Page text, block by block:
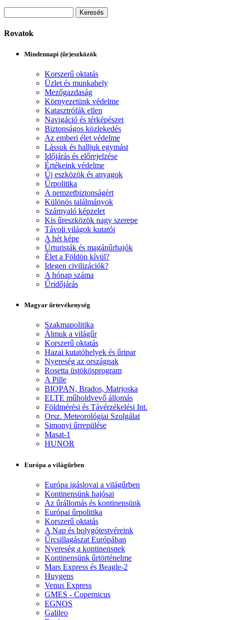
Rovatok
Mindennapi (űr)eszközök
Korszerű oktatás
Üzlet és munkahely
Mezőgazdaság
Környezetünk védelme
Katasztrófák ellen
Navigáció és térképészet
Biztonságos közlekedés
Az emberi élet védelme
Lássuk és halljuk egymást
Időjárás és előrejelzése
Értékeink védelme
Új eszközök és anyagok
Űrpolitika
A nemzetbiztonságért
Különös találmányok
Szárnyaló képzelet
Kis űreszközök nagy szerepe
Távoli világok kutatói
A hét képe
Űrturisták és magánűrhajók
Élet a Földön kívül?
Idegen civilizációk?
A hónap száma
Űridőjárás
Magyar űrtevékenység
Szakmapolitika
Álmuk a világűr
Korszerű oktatás
Hazai kutatóhelyek és űripar
Nyereség az országnak
Rosetta üstökösprogram
A Pille
BIOPAN, Brados, Matrjoska
ELTE műholdvevő állomás
Földmérési és Távérzékelési Int.
Orsz. Meteorológiai Szolgálat
Simonyi űrrepülése
Masat-1
HUNOR
Európa a világűrben
Európa igáslovai a világűrben
Kontinensünk hajósai
Az űrállomás és kontinensünk
Európai űrpolitika
Korszerű oktatás
A Nap és bolygótestvéreink
Űrcsillagászat Európában
Nyereség a kontinensnek
Kontinensünk űrtörténelme
Mars Express és Beagle-2
Huygens
Venus Express
GMES - Copernicus
EGNOS
Galileo